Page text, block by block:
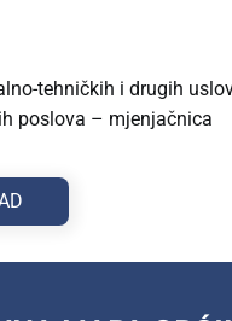
tehničkih i drugih
poslova – mjenjačnica